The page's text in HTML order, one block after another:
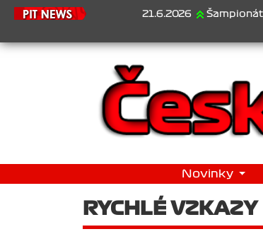
21.6.2026 Šampionát
Novinky
RYCHLÉ VZKAZY